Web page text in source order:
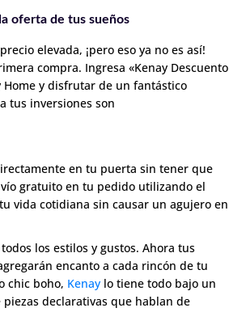
oferta de tus sueños
elevada, ¡pero eso ya no es así!
compra. Ingresa «Kenay Descuento
y disfrutar de un fantástico
tus inversiones son
en tu puerta sin tener que
gratuito en tu pedido utilizando el
vida cotidiana sin causar un agujero en
los estilos y gustos. Ahora tus
encanto a cada rincón de tu
chic boho, Kenay lo tiene todo bajo un
declarativas que hablan de